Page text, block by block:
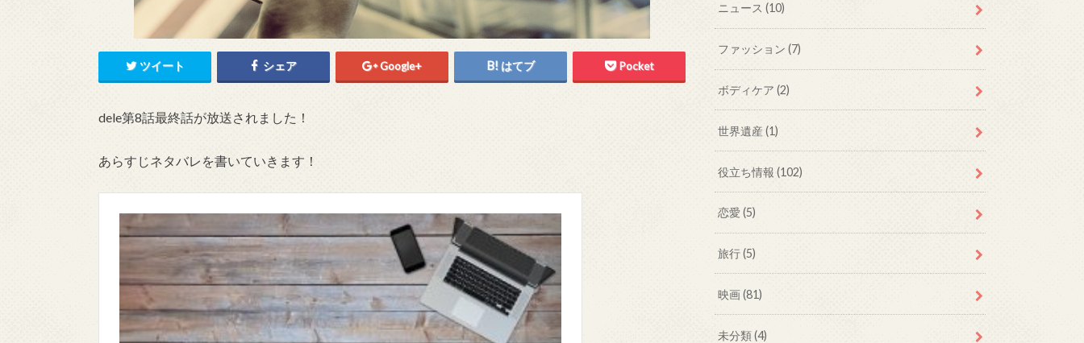
ツイート シェア Google+ はてブ Pocket
dele第8話最終話が放送されました！
あらすじネタバレを書いていきます！
ニュース (10)
ファッション (7)
ボディケア (2)
世界遺産 (1)
役立ち情報 (102)
恋愛 (5)
旅行 (5)
映画 (81)
未分類 (4)